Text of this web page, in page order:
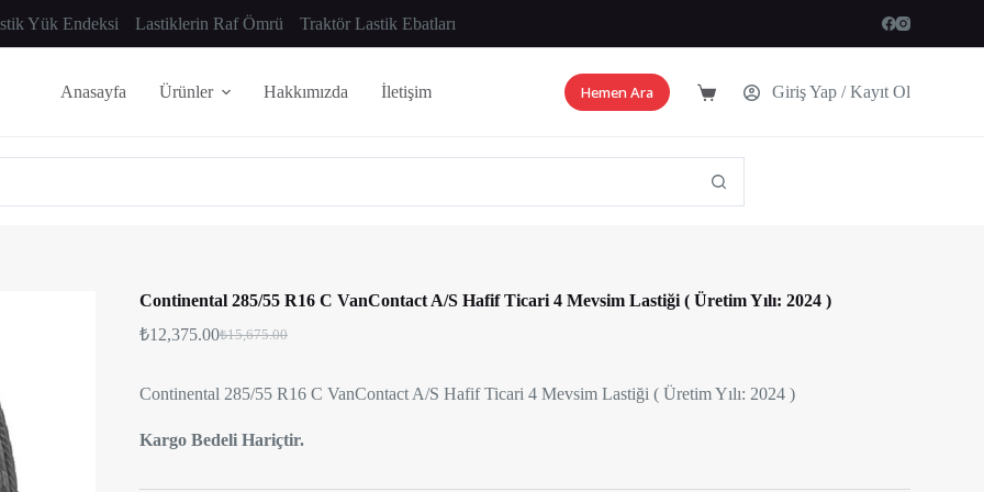
Yük Endeksi Lastiklerin Raf Ömrü Traktör Lastik Ebatları
Anasayfa Ürünler Hakkımızda İletişim Hemen Ara
Shopping
Giriş Yap / Kayıt Ol
Continental 285/55 R16 C VanContact A/S Hafif Ticari 4 Mevsim Lastiği ( Üretim Yılı: 2024 )
₺15,675.00
₺12,375.00
Continental 285/55 R16 C VanContact A/S Hafif Ticari 4 Mevsim Lastiği ( Üretim Yılı: 2024 )
Kargo Bedeli Hariçtir.